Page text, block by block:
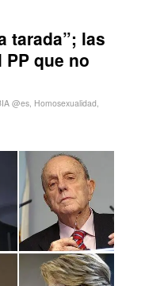
tarada”; las
que no
@es, Homosexualidad